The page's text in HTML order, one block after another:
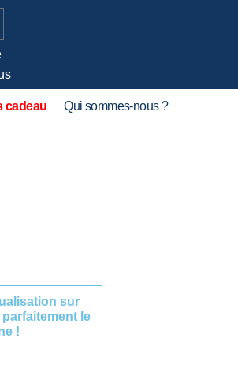
cadeau Qui sommes-nous ?
sur
le
!